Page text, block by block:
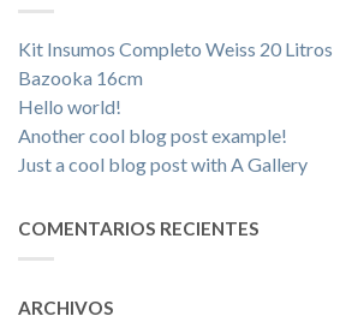
Kit Insumos Completo Weiss 20 Litros
Bazooka 16cm
Hello world!
Another cool blog post example!
Just a cool blog post with A Gallery
COMENTARIOS RECIENTES
ARCHIVOS